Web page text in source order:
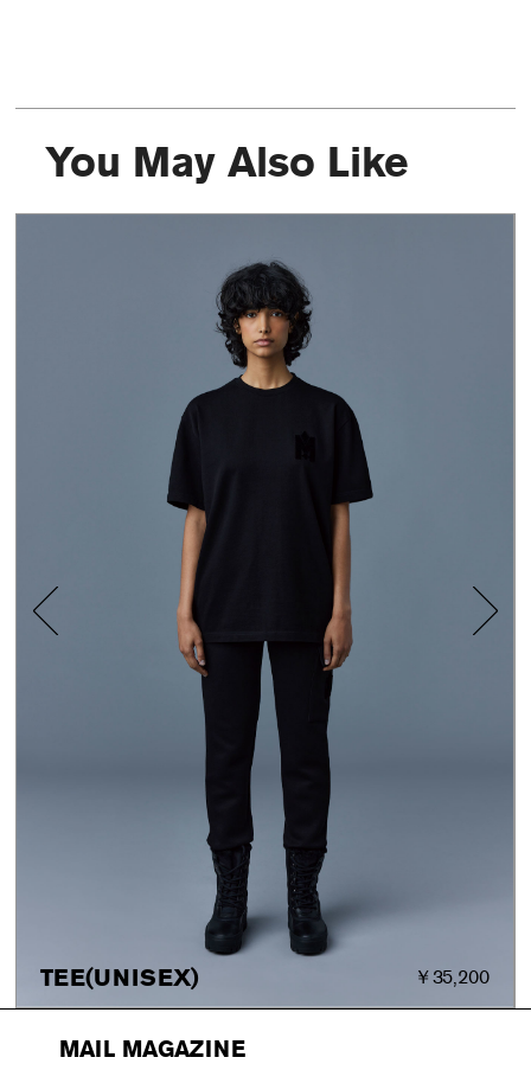
You May Also Like
TEE(UNISEX) ￥35,200
MAIL MAGAZINE